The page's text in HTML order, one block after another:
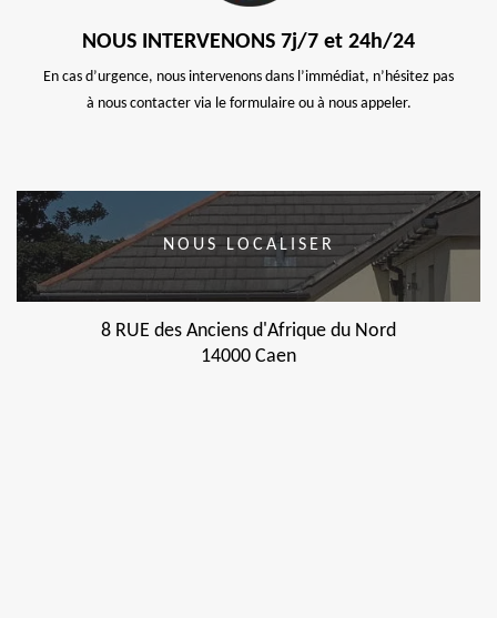
NOUS INTERVENONS 7j/7 et 24h/24
En cas d’urgence, nous intervenons dans l’immédiat, n’hésitez pas
à nous contacter via le formulaire ou à nous appeler.
NOUS LOCALISER
8 RUE des Anciens d'Afrique du Nord
14000 Caen